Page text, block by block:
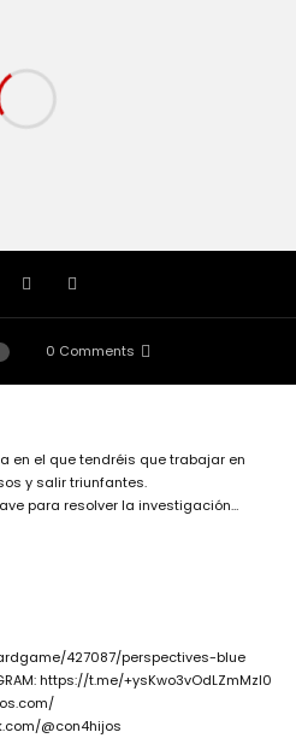
0 Comments
en el que tendréis que trabajar en
y salir triunfantes.
para resolver la investigación…
427087/perspectives-blue
https://t.me/+ysKwo3vOdLZmMzI0
@con4hijos